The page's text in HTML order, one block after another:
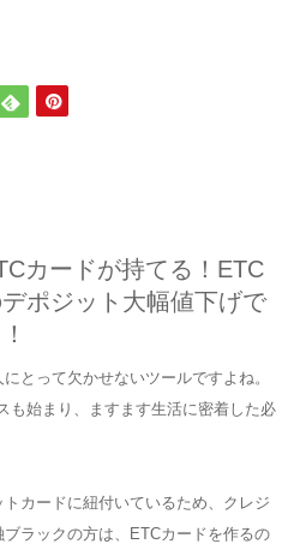
カードが持てる！ETC
ポジット大幅値下げで
とって欠かせないツールですよね。
も始まり、ますます生活に密着した必
カードに紐付いているため、クレジ
ラックの方は、ETCカードを作るの